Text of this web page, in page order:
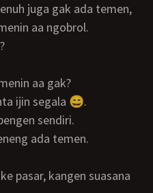
aa ngobrol.
aa gak?
ijin segala 😄.
sendiri.
ada temen.